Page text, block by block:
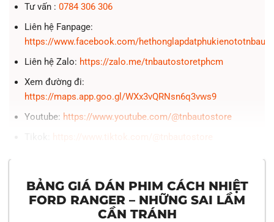
Tư vấn : 0784 306 306
Liên hệ Fanpage:
https://www.facebook.com/
Liên hệ Zalo: https://zalo.me/tnbautostoretphcm
Xem đường đi:
https://maps.app.goo.gl/WXx3vQRNsn6q3vws9
Youtube: https://www.youtube.com/@tnbautostore
BẢNG GIÁ DÁN PHIM CÁCH NHIỆT
FORD RANGER – NHỮNG SAI LẦM
CẦN TRÁNH